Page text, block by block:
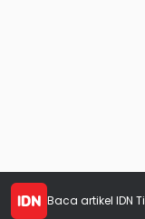
Baca artikel IDN